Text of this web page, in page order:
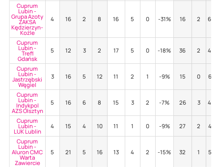
Cuprum
Lubin -
Grupa Azoty
ZAKSA
Kędzierzyn-
Koźle
4 16 2 8 16 5 0 -31% 16 2 69%
Cuprum
Lubin -
Trefl
Gdańsk
5 12 3 2 17 5 0 -18% 36 2 44%
Cuprum
Lubin -
Jastrzębski
Węgiel
3 16 5 12 11 2 1 -9% 15 0 67%
Cuprum
Lubin -
Indykpol
AZS Olsztyn
5 16 6 8 15 3 2 -7% 26 3 46%
Cuprum
Lubin -
LUK Lublin
4 15 4 10 11 1 0 -9% 27 2 41%
Cuprum
Lubin -
Aluron CMC
Warta
Zawiercie
5 21 5 16 13 4 2 -15% 32 1 53%